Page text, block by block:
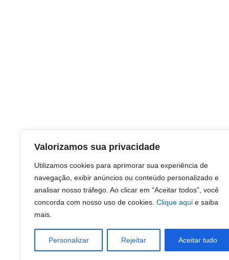
Valorizamos sua privacidade
Utilizamos cookies para aprimorar sua experiência de
navegação, exibir anúncios ou conteúdo personalizado e
analisar nosso tráfego. Ao clicar em “Aceitar todos”, você
concorda com nosso uso de cookies. Clique aqui e saiba
mais.
Personalizar Rejeitar Aceitar tudo